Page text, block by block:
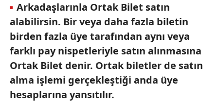
toplumu hizmetlerinin sunulması amacıyla
kullanılmaktadır. Diğer çerezler, sitemizin daha işlevsel
kılınması ve kişiselleştirilmesi ve sizlere yönelik
reklam/pazarlama faaliyetlerinin yapılması, amaçlarıyla
sınırlı olarak açık rızanız dahilinde kullanılacaktır.
Çerezlere ilişkin tercihlerinizi aşağıda yer alan panel
vasıtasıyla belirleyebilirsiniz. Çerezlere ilişkin detaylı bilgi
Arkadaşlarınla Ortak Bilet satın
alabilirsin. Bir veya daha fazla biletin
birden fazla üye tarafından aynı veya
farklı pay nispetleriyle satın alınmasına
Ortak Bilet denir. Ortak biletler de satın
alma işlemi gerçekleştiği anda üye
hesaplarına yansıtılır.